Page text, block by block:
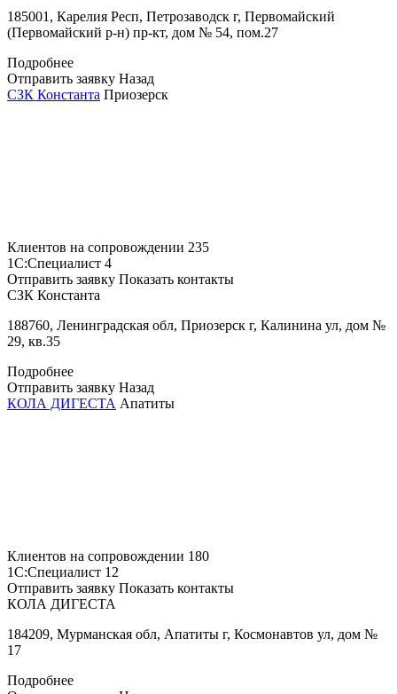
185001, Карелия Респ, Петрозаводск г, Первомайский
(Первомайский р-н) пр-кт, дом № 54, пом.27
Подробнее
Отправить заявку Назад
СЗК Константа Приозерск
Клиентов на сопровождении 235
1С:Специалист 4
Отправить заявку Показать контакты
СЗК Константа
188760, Ленинградская обл, Приозерск г, Калинина ул, дом №
29, кв.35
Подробнее
Отправить заявку Назад
КОЛА ДИГЕСТА Апатиты
Клиентов на сопровождении 180
1С:Специалист 12
Отправить заявку Показать контакты
КОЛА ДИГЕСТА
184209, Мурманская обл, Апатиты г, Космонавтов ул, дом №
17
Подробнее